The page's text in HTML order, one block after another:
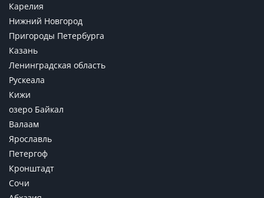
Карелия
Нижний Новгород
Пригороды Петербурга
Казань
Ленинградская область
Рускеала
Кижи
озеро Байкал
Валаам
Ярославль
Петергоф
Кронштадт
Сочи